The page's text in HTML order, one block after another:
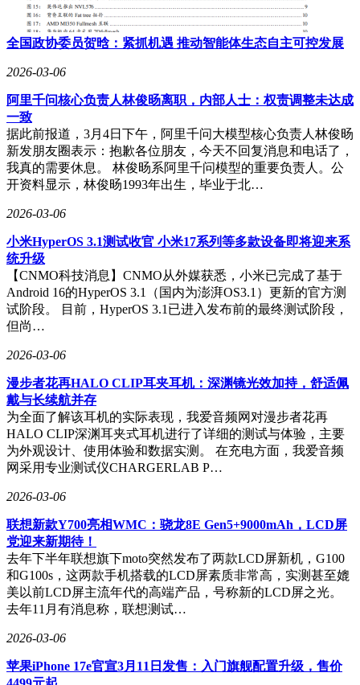
全国政协委员贺晗：紧抓机遇 推动智能体生态自主可控发展
2026-03-06
阿里千问核心负责人林俊旸离职，内部人士：权责调整未达成
一致
据此前报道，3月4日下午，阿里千问大模型核心负责人林俊旸
新发朋友圈表示：抱歉各位朋友，今天不回复消息和电话了，
我真的需要休息。 林俊旸系阿里千问模型的重要负责人。公
开资料显示，林俊旸1993年出生，毕业于北…
2026-03-06
小米HyperOS 3.1测试收官 小米17系列等多款设备即将迎来系
统升级
【CNMO科技消息】CNMO从外媒获悉，小米已完成了基于
Android 16的HyperOS 3.1（国内为澎湃OS3.1）更新的官方测
试阶段。 目前，HyperOS 3.1已进入发布前的最终测试阶段，
但尚…
2026-03-06
漫步者花再HALO CLIP耳夹耳机：深渊镜光效加持，舒适佩
戴与长续航并存
为全面了解该耳机的实际表现，我爱音频网对漫步者花再
HALO CLIP深渊耳夹式耳机进行了详细的测试与体验，主要
为外观设计、使用体验和数据实测。 在充电方面，我爱音频
网采用专业测试仪CHARGERLAB P…
2026-03-06
联想新款Y700亮相WMC：骁龙8E Gen5+9000mAh，LCD屏
党迎来新期待！
去年下半年联想旗下moto突然发布了两款LCD屏新机，G100
和G100s，这两款手机搭载的LCD屏素质非常高，实测甚至媲
美以前LCD屏主流年代的高端产品，号称新的LCD屏之光。
去年11月有消息称，联想测试…
2026-03-06
苹果iPhone 17e官宣3月11日发售：入门旗舰配置升级，售价